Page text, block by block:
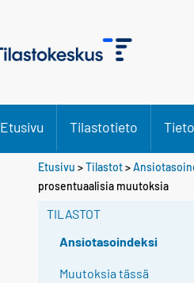
Etusivu Tilastotieto
Etusivu >Tilastot>
prosentuaalisia muutoksia
TILASTOT
Ansiotasoindeksi
Muutoksia tässä